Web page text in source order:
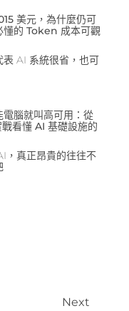
美元，為什麼仍可
懂的 Token 成本可觀
表 AI 系統很省，也可
電腦就叫高可用：從
看懂 AI 基礎設施的
，真正昂貴的往往不
Next